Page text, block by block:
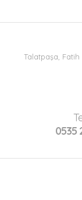
Talatpaşa,
0535